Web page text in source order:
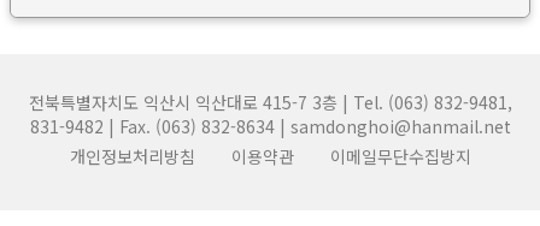
전북특별자치도 익산시 익산대로 415-7 3층 | Tel. (063) 832-9481,
831-9482 | Fax. (063) 832-8634 | samdonghoi@hanmail.net
개인정보처리방침
이용약관 이메일무단수집방지